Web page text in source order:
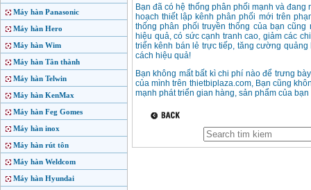
Máy hàn Panasonic
Máy hàn Hero
Máy hàn Wim
Máy hàn Tân thành
Máy hàn Telwin
Máy hàn KenMax
Máy hàn Feg Gomes
Máy hàn inox
Máy hàn rút tôn
Máy hàn Weldcom
Máy hàn Hyundai
Bạn đã có hệ thống phân phối mạnh và
hoạch thiết lập kênh phân phối mới trên
thống phân phối truyền thống của bạn
hiệu quả, có sức cạnh tranh cao, giảm các
triển kênh bán lẻ trực tiếp, tăng cường
cách hiệu quả!
Bạn không mất bất kì chi phí nào để trưng
của mình trên thietbiplaza.com, Bạn cũng
mạnh phát triển gian hàng, sản phẩm của